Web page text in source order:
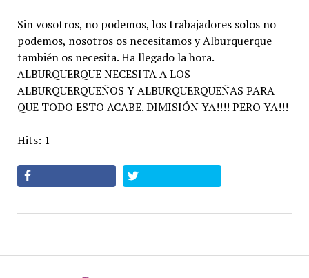
Sin vosotros, no podemos, los trabajadores solos no
podemos, nosotros os necesitamos y Alburquerque
también os necesita. Ha llegado la hora.
ALBURQUERQUE NECESITA A LOS
ALBURQUERQUEÑOS Y ALBURQUERQUEÑAS PARA
QUE TODO ESTO ACABE. DIMISIÓN YA!!!! PERO YA!!!
Hits: 1